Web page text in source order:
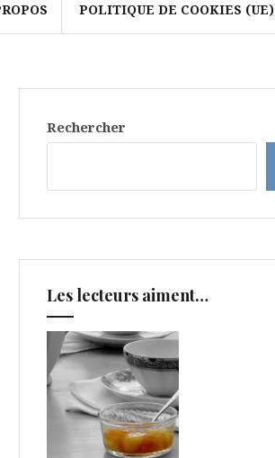
POLITIQUE DE COOKIES (UE)
Rechercher
Les lecteurs aiment…